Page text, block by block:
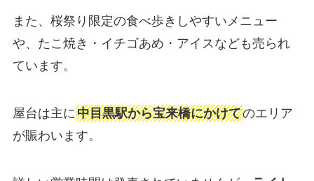
また、桜祭り限定の食べ歩きしやすいメニュー
や、たこ焼き・イチゴあめ・アイスなども売られ
ています。
屋台は主に中目黒駅から宝来橋にかけてのエリア
が賑わいます。